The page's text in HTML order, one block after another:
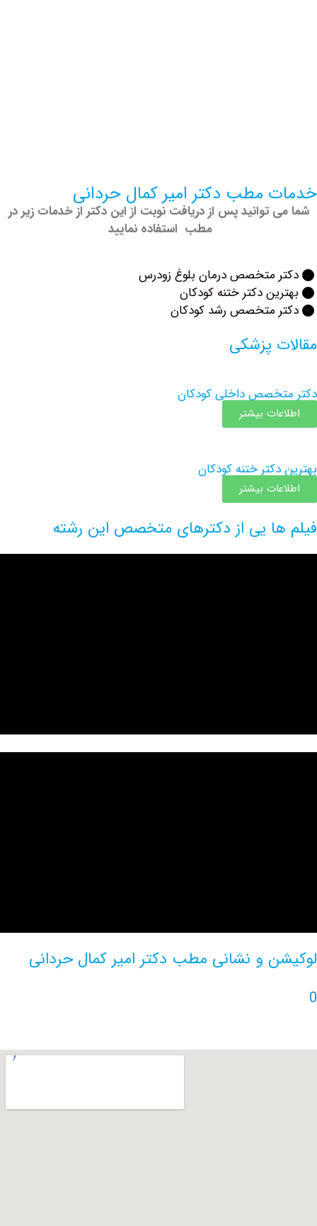
مطب دکتر امیر کمال حردانی
توانید پس از دریافت نوبت از این دکتر از خدمات زیر در
مطب استفاده نمایید
متخصص درمان بلوغ زودرس
دکتر ختنه کودکان
متخصص رشد کودکان
پزشکی
داخلی کودکان
بیشتر
ختنه کودکان
بیشتر
یی از دکترهای متخصص این رشته
و نشانی مطب دکتر امیر کمال حردانی